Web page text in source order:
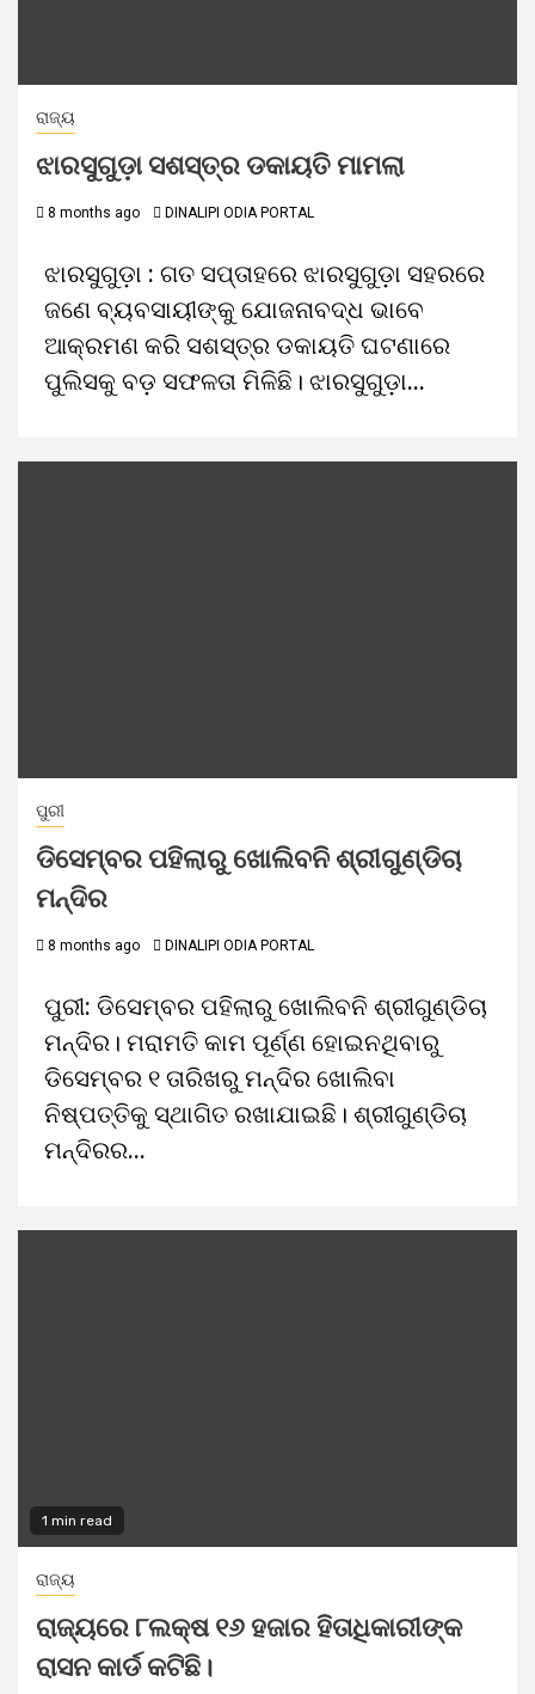
ରାଜ୍ୟ
ଝାରସୁଗୁଡ଼ା ସଶସ୍ତ୍ର ଡକାୟତି ମାମଲା
8 months ago DINALIPI ODIA PORTAL
ଝାରସୁଗୁଡ଼ା : ଗତ ସପ୍ତାହରେ ଝାରସୁଗୁଡ଼ା ସହରରେ
ଜଣେ ବ୍ୟବସାୟୀଙ୍କୁ ଯୋଜନାବଦ୍ଧ ଭାବେ
ଆକ୍ରମଣ କରି ସଶସ୍ତ୍ର ଡକାୟତି ଘଟଣାରେ
ପୁଲିସକୁ ବଡ଼ ସଫଳତା ମିଳିଛି। ଝାରସୁଗୁଡ଼ା...
ପୁରୀ
ଡିସେମ୍ବର ପହିଲାରୁ ଖୋଲିବନି ଶ୍ରୀଗୁଣ୍ଡିଚା
ମନ୍ଦିର
8 months ago DINALIPI ODIA PORTAL
ପୁରୀ: ଡିସେମ୍ବର ପହିଲାରୁ ଖୋଲିବନି ଶ୍ରୀଗୁଣ୍ଡିଚା
ମନ୍ଦିର। ମରାମତି କାମ ପୂର୍ଣ୍ଣ ହୋଇନଥିବାରୁ
ଡିସେମ୍ବର ୧ ତାରିଖରୁ ମନ୍ଦିର ଖୋଲିବା
ନିଷ୍ପତ୍ତିକୁ ସ୍ଥାଗିତ ରଖାଯାଇଛି। ଶ୍ରୀଗୁଣ୍ଡିଚା
ମନ୍ଦିରର...
1 min read
ରାଜ୍ୟ
ରାଜ୍ୟରେ ୮ଲକ୍ଷ ୧୬ ହଜାର ହିତାଧିକାରୀଙ୍କ
ରାସନ କାର୍ଡ କଟିଛି।